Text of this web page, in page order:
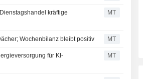
kräftige
MT
Wochenbilanz bleibt positiv MT
für KI-
MT